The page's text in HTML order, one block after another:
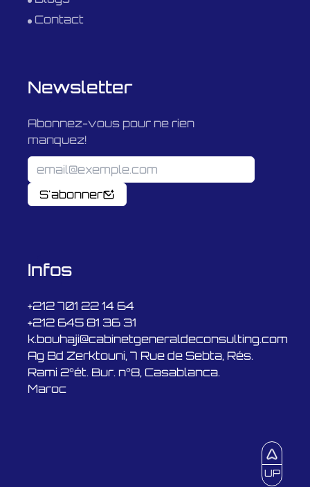
Contact
Newsletter
Abonnez-vous pour ne rien
manquez!
S'abonner
Infos
+212 701 22 14 64
+212 645 81 36 31
k.bouhaji@cabinetgeneraldeconsulting.com
Ag Bd Zerktouni, 7 Rue de Sebta, Rés.
Rami 2°ét. Bur. n°8, Casablanca.
Maroc
UP